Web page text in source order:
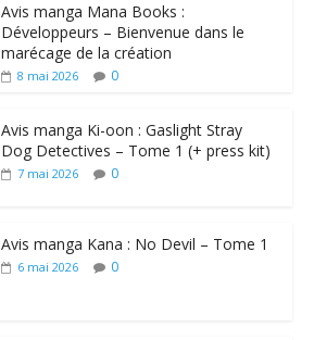
Avis manga Mana Books :
Développeurs – Bienvenue dans le
marécage de la création
8 mai 2026 0
Avis manga Ki-oon : Gaslight Stray
Dog Detectives – Tome 1 (+ press kit)
7 mai 2026 0
Avis manga Kana : No Devil – Tome 1
6 mai 2026 0